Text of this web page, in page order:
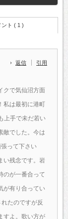
ント ( 1 )
返信 引用
クで気仙沼方面
私は最初に港町
上手で未だ若い
敵でした。今は
って下さい
い残念です。岩
のが一番合って
が有り合ってい
たのですが反
すよ。歌い方が